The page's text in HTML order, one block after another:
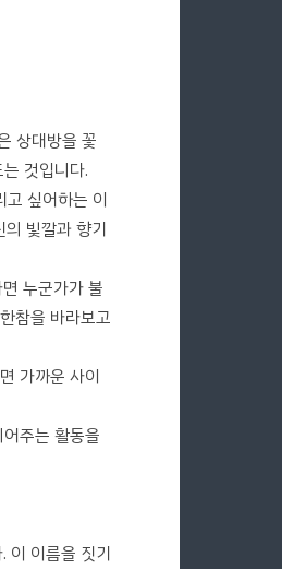
상대방을 꽃
것입니다.
싶어하는 이
빛깔과 향기
누군가가 불
참을 바라보고
가까운 사이
주는 활동을
이 이름을 짓기